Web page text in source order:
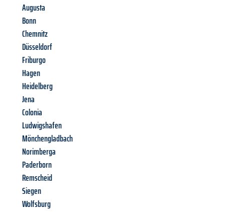
Augusta
Bonn
Chemnitz
Düsseldorf
Friburgo
Hagen
Heidelberg
Jena
Colonia
Ludwigshafen
Mönchengladbach
Norimberga
Paderborn
Remscheid
Siegen
Wolfsburg